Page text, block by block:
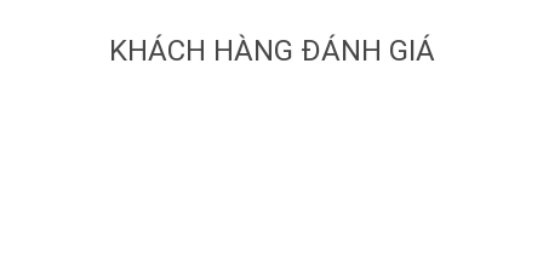
KHÁCH HÀNG ĐÁNH GIÁ